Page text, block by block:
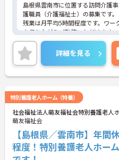
島根県雲南市に位置する訪問介護
護職員（介護福祉士）の募集です。
残業は月平均5時間程度です。ワー
を保ちながらご勤務いただけます
業・介護休業・看護休暇の取得実
ステージが変化しても働ける職場
ご興味のある方には、面接対策ポ
に詳細をご案内しますのでお気軽
い！
詳細を見る
特別養護老人ホーム（特養）
社会福祉法人萌友福祉会特別養護老人
萌友福祉会
【島根県／雲南市】年
程度！特別養護老人ホー